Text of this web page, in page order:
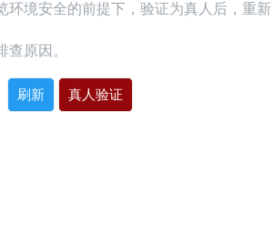
环境安全的前提下，验证为真人后，重新
查原因。
刷新 真人验证